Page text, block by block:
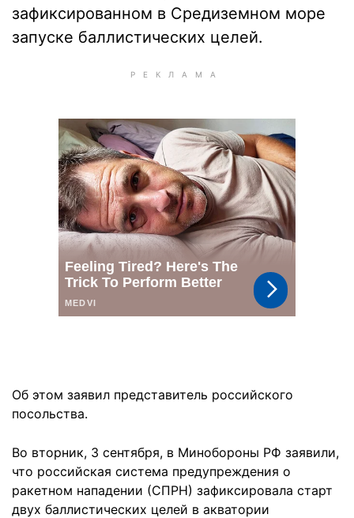
зафиксированном в Средиземном море
запуске баллистических целей.
Об этом заявил представитель российского
посольства.
Во вторник, 3 сентября, в Минобороны РФ заявили,
что российская система предупреждения о
ракетном нападении (СПРН) зафиксировала старт
двух баллистических целей в акватории